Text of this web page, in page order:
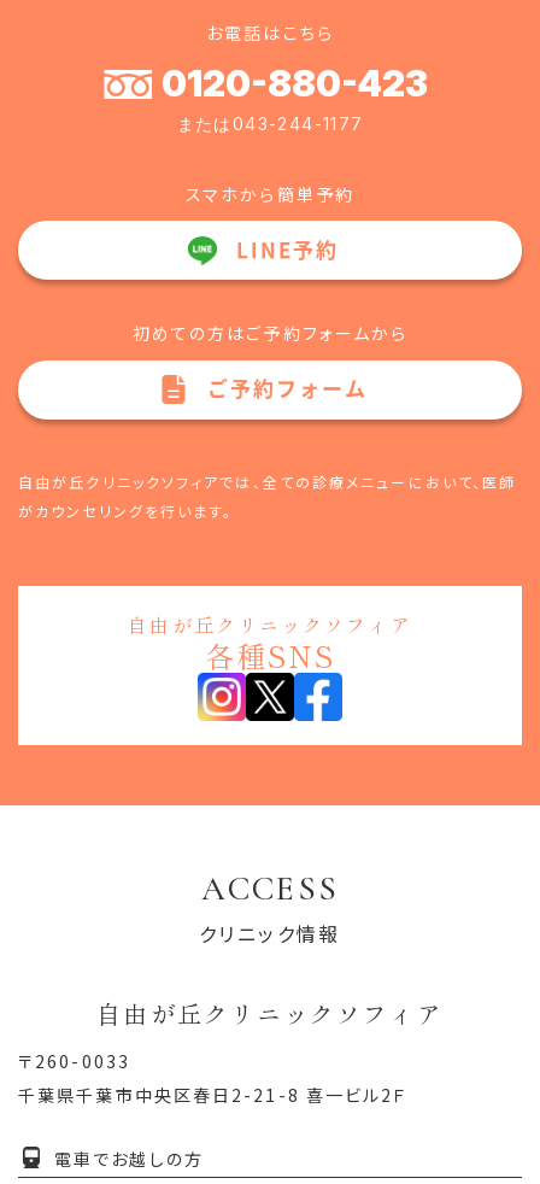
お電話はこちら
0120-880-423
または043-244-1177
スマホから簡単予約
LINE予約
初めての方はご予約フォームから
ご予約フォーム
自由が丘クリニックソフィアでは、全ての診療メニューにおいて、 医師
がカウンセリングを行います。
自由が丘クリニックソフィア
各種SNS
ACCESS
クリニック情報
自由が丘クリニックソフィア
〒260-0033
千葉県千葉市中央区春日2-21-8 喜一ビル2Ｆ
電車でお越しの方